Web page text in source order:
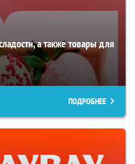
а также товары для
ПОДРОБНЕЕ